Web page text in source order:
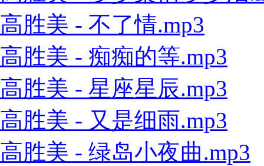
高胜美 - 不了情.mp3
高胜美 - 痴痴的等.mp3
高胜美 - 星座星辰.mp3
高胜美 - 又是细雨.mp3
高胜美 - 绿岛小夜曲.mp3